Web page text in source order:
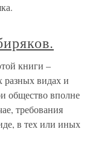
книги –
разных видах и
общество вполне
требования
в тех или иных